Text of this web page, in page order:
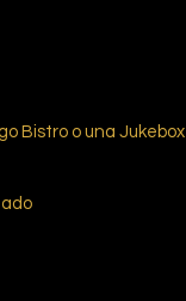
Bistro o una Jukebox